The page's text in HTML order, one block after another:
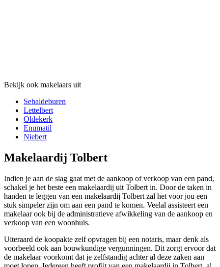
Bekijk ook makelaars uit
Sebaldeburen
Lettelbert
Oldekerk
Enumatil
Niebert
Makelaardij Tolbert
Indien je aan de slag gaat met de aankoop of verkoop van een pand,
schakel je het beste een makelaardij uit Tolbert in. Door de taken in
handen te leggen van een makelaardij Tolbert zal het voor jou een
stuk simpeler zijn om aan een pand te komen. Veelal assisteert een
makelaar ook bij de administratieve afwikkeling van de aankoop en
verkoop van een woonhuis.
Uiteraard de koopakte zelf opvragen bij een notaris, maar denk als
voorbeeld ook aan bouwkundige vergunningen. Dit zorgt ervoor dat
de makelaar voorkomt dat je zelfstandig achter al deze zaken aan